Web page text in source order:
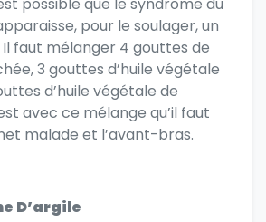
pour le soulager, un
faut mélanger 4 gouttes de
3 gouttes d’huile végétale
d’huile végétale de
avec ce mélange qu’il faut
malade et l’avant-bras.
D’argile